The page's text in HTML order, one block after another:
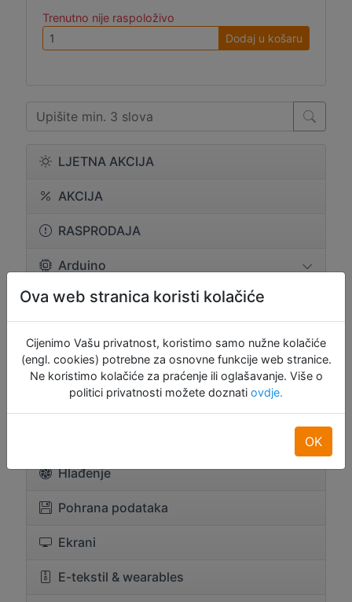
LJETNA AKCIJA
AKCIJA
RASPRODAJA
Arduino
BBC Micro:bit
Brandovi
Eksper. i proto pločice
Komponente
Hlađenje
Pohrana podataka
Ekrani
E-tekstil & wearables
Trenutno nije raspoloživo
Dodaj u košaru
Ova web stranica koristi kolačiće
Cijenimo Vašu privatnost, koristimo samo nužne kolačiće
(engl. cookies) potrebne za osnovne funkcije web stranice.
Ne koristimo kolačiće za praćenje ili oglašavanje. Više o
politici privatnosti možete doznati ovdje.
OK